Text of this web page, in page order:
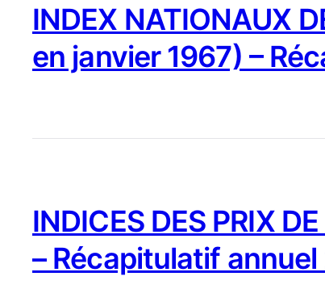
INDEX NATIONAUX
en janvier 1967) –
INDICES DES PRIX
– Récapitulatif